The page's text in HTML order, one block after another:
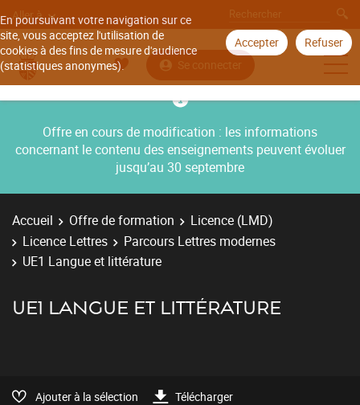
En poursuivant votre navigation sur ce
site, vous acceptez l'utilisation de
cookies à des fins de mesure d'audience
(statistiques anonymes).
Accepter Refuser
Aller à
Se connecter
Offre en cours de modification : les informations
concernant le contenu des enseignements peuvent évoluer
jusqu’au 30 septembre
Accueil Offre de formation
Licence (LMD)
Licence Lettres
Parcours Lettres modernes
UE1 Langue et littérature
UE1 LANGUE ET LITTÉRATURE
Ajouter à la sélection Télécharger